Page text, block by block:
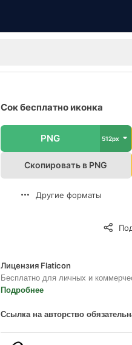
Сок бесплатно иконка
PNG 512px
Скопировать в PNG
Другие форматы
Лицензия Flaticon
Бесплатно для личных и
Подробнее
Ссылка на авторство